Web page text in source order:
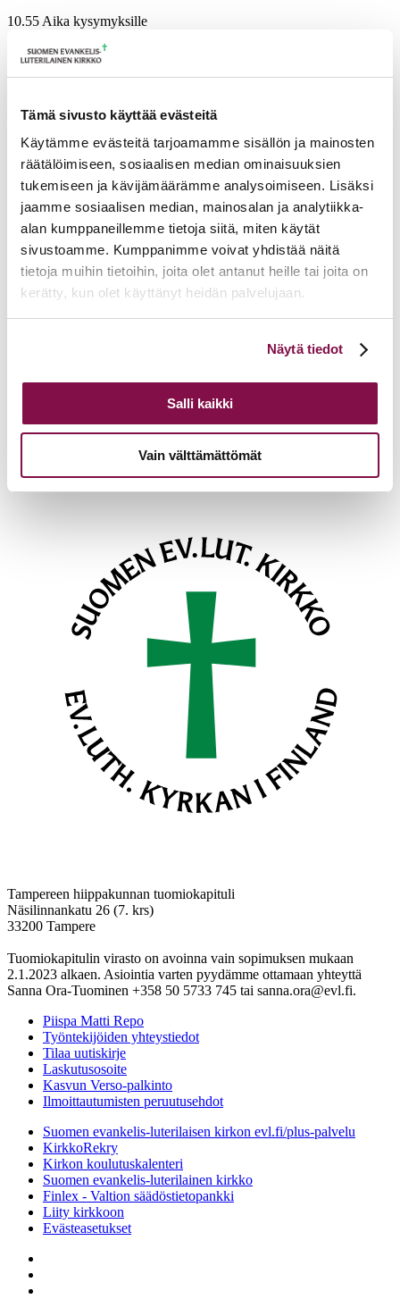
Tämä sivusto käyttää evästeitä
Käytämme evästeitä tarjoamamme sisällön ja mainosten
räätälöimiseen, sosiaalisen median ominaisuuksien
tukemiseen ja kävijämäärämme analysoimiseen. Lisäksi
jaamme sosiaalisen median, mainosalan ja analytiikka-
alan kumppaneillemme tietoja siitä, miten käytät
sivustoamme. Kumppanimme voivat yhdistää näitä
tietoja muihin tietoihin, joita olet antanut heille tai joita on
kerätty, kun olet käyttänyt heidän palvelujaan.
linkistä.
Näytä tiedot
Salli kaikki
Vain välttämättömät
10.55 Aika kysymyksille
11.05 Hallintopäällikkö Sari Anetjärvi / Espoon seurakuntayhtymä
o. Seurakunnan nettisivut, LUKKARI. Tuotepäällikkö Reeta
p. Kalenteri/ajanvarausjärjestelmä.
q. Alueelliset it-keskukset. Tietohallintopäällikkö Timo
Koskinen / Turun ja Kaarinan seurakuntayhtymä
r. Mitä koulutuksia / mitä jatkokoulutuksia / mitä webinaareja.
Hiippakuntasihteeri Mirkka Torppa
s. Strategiatyö seurakunnassa (Kirkon Ovet auki strategia).
Hiippakuntasihteeri Mirkka Torppa
11.50 Aika kysymyksille
11.55 Päivän päätös ja kiitos, Mika Piittala ja suunnittelutiimi
Ikkunoita kristilliseen spiritualiteettiin: Matkakumppanuuden päivä
runojen, taiteen ja luonnon äärellä 25.08.2026
Takaisin tapahtumiin
Tampereen hiippakunnan tuomiokapituli
Näsilinnankatu 26 (7. krs)
33200 Tampere
Tuomiokapitulin virasto on avoinna vain sopimuksen mukaan
2.1.2023 alkaen. Asiointia varten pyydämme ottamaan yhteyttä
Sanna Ora-Tuominen +358 50 5733 745 tai sanna.ora@evl.fi.
Piispa Matti Repo
Työntekijöiden yhteystiedot
Tilaa uutiskirje
Laskutusosoite
Kasvun Verso-palkinto
Ilmoittautumisten peruutusehdot
Suomen evankelis-luterilaisen kirkon evl.fi/plus-palvelu
KirkkoRekry
Kirkon koulutuskalenteri
Suomen evankelis-luterilainen kirkko
Finlex - Valtion säädöstietopankki
Liity kirkkoon
Evästeasetukset